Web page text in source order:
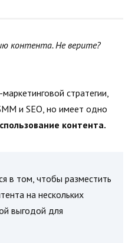
контента. Не верите?
стратегии,
и SEO, но имеет одно
контента.
в том, чтобы разместить
на нескольких
выгодой для